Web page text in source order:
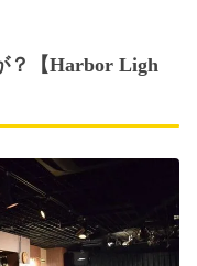
？【Harbor Ligh